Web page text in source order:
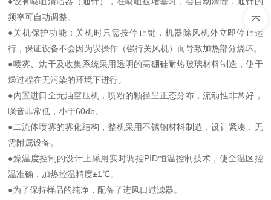
频率可自动调整。
●关机保护功能：关机时只需按停止键，机器除风机外立即停止运
行，保证设备不会因为误操作（强行关风机）而导致加热部分烧坏。
●喷雾、烘干及收集系统采用透明的高硼硅耐热玻璃材料制造，使干
燥过程在无污染的环境下进行。
●内置进口全无油空压机，喷粉的颗径呈正态分布，流动性非常好，
噪音非常低，小于60db。
●二流体喷雾的雾化结构，整机采用不锈钢材料制造，设计紧凑，无
需附属设备。
●燥温度控制的设计上采用实时调控PID恒温控制技术，使全温区控
温准确，加热控温精度±1℃。
●为了保持样品的纯净，配备了进风口过滤器。